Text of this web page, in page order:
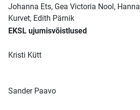
Johanna Ets, Gea Victoria Nool, Hanna
Kurvet, Edith Pärnik
EKSL ujumisvõistlused
Kristi Kütt
Sander Paavo